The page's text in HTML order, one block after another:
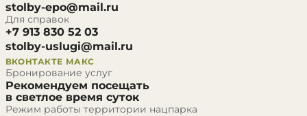
stolby-epo@mail.ru
Для справок
+7 913 830 52 03
stolby-uslugi@mail.ru
ВКОНТАКТЕ МАКС
Бронирование услуг
Рекомендуем посещать
в светлое время суток
Режим работы территории нацпарка